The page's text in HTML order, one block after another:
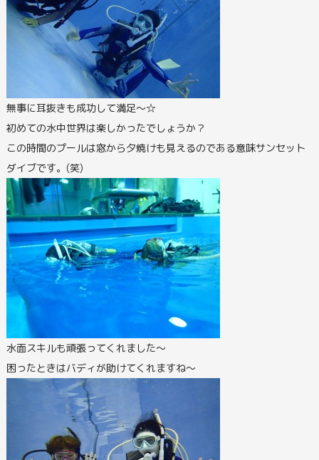
無事に耳抜きも成功して満足～☆
初めての水中世界は楽しかったでしょうか？
この時間のプールは窓から夕焼けも見えるのである意味サンセット
ダイブです。(笑)
水面スキルも頑張ってくれました～
困ったときはバディが助けてくれますね～